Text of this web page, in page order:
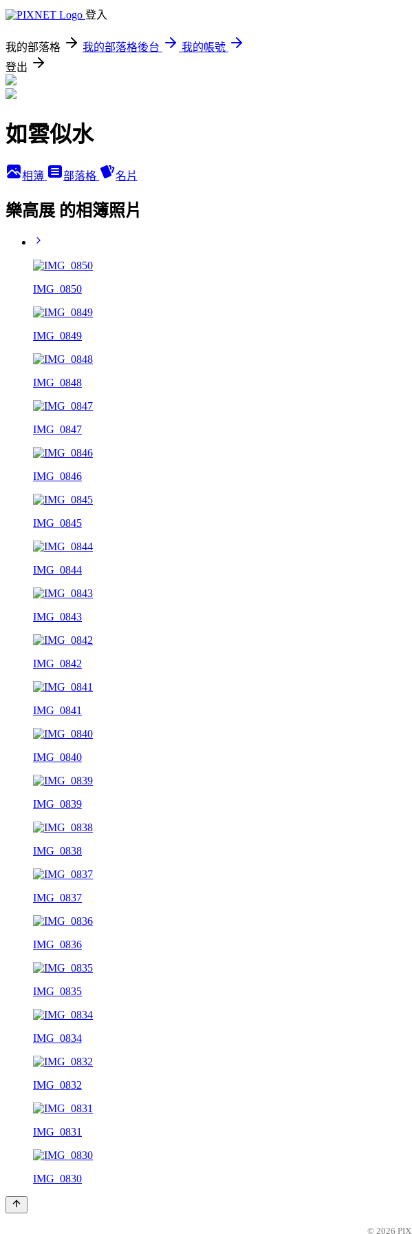
登入
我的部落格 我的部落格後台
我的帳號
登出
如雲似水
相簿 部落格 名片
樂高展 的相簿照片
IMG_0850
IMG_0849
IMG_0848
IMG_0847
IMG_0846
IMG_0845
IMG_0844
IMG_0843
IMG_0842
IMG_0841
IMG_0840
IMG_0839
IMG_0838
IMG_0837
IMG_0836
IMG_0835
IMG_0834
IMG_0832
IMG_0831
IMG_0830
© 2026